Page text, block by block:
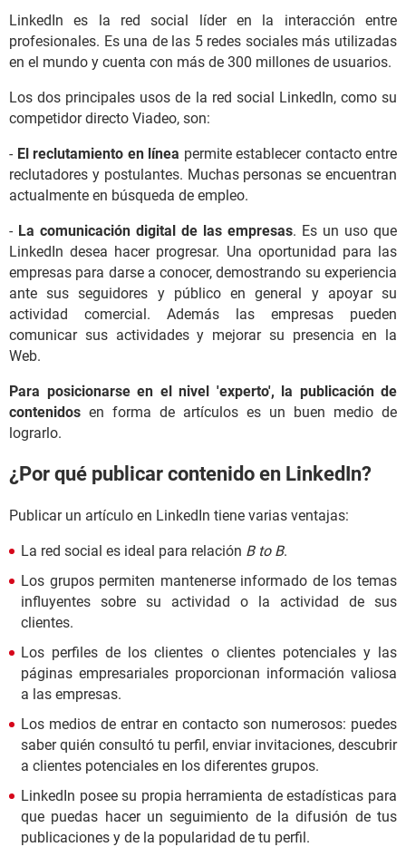
LinkedIn es la red social líder en la interacción entre
profesionales. Es una de las 5 redes sociales más utilizadas
en el mundo y cuenta con más de 300 millones de usuarios.
Los dos principales usos de la red social LinkedIn, como su
competidor directo Viadeo, son:
- El reclutamiento en línea permite establecer contacto entre
reclutadores y postulantes. Muchas personas se encuentran
actualmente en búsqueda de empleo.
- La comunicación digital de las empresas. Es un uso que
LinkedIn desea hacer progresar. Una oportunidad para las
empresas para darse a conocer, demostrando su experiencia
ante sus seguidores y público en general y apoyar su
actividad comercial. Además las empresas pueden
comunicar sus actividades y mejorar su presencia en la
Web.
Para posicionarse en el nivel 'experto', la publicación de
contenidos en forma de artículos es un buen medio de
lograrlo.
¿Por qué publicar contenido en LinkedIn?
Publicar un artículo en LinkedIn tiene varias ventajas:
La red social es ideal para relación B to B.
Los grupos permiten mantenerse informado de los temas
influyentes sobre su actividad o la actividad de sus
clientes.
Los perfiles de los clientes o clientes potenciales y las
páginas empresariales proporcionan información valiosa
a las empresas.
Los medios de entrar en contacto son numerosos: puedes
saber quién consultó tu perfil, enviar invitaciones, descubrir
a clientes potenciales en los diferentes grupos.
LinkedIn posee su propia herramienta de estadísticas para
que puedas hacer un seguimiento de la difusión de tus
publicaciones y de la popularidad de tu perfil.